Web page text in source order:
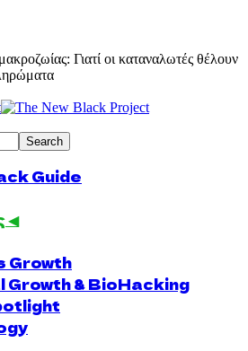
Γιατί οι καταναλωτές θέλουν
Guide
◀
Growth
Growth & BioHacking